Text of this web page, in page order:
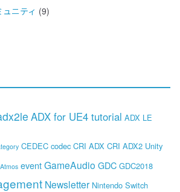
ニティ (9)
ADX for UE4 tutorial ADX LE
CEDEC codec CRI ADX CRI ADX2 Unity
eventGameAudio GDC GDC2018
Newsletter Nintendo Switch